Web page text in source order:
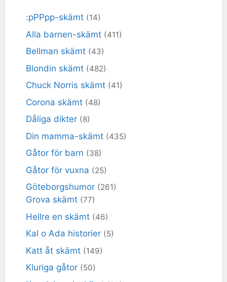
:pPPpp-skämt (14)
Alla barnen-skämt (411)
Bellman skämt (43)
Blondin skämt (482)
Chuck Norris skämt (41)
Corona skämt (48)
Dåliga dikter (8)
Din mamma-skämt (435)
Gåtor för barn (38)
Gåtor för vuxna (25)
Göteborgshumor (261)
Grova skämt (77)
Hellre en skämt (46)
Kal o Ada historier (5)
Katt åt skämt (149)
Kluriga gåtor (50)